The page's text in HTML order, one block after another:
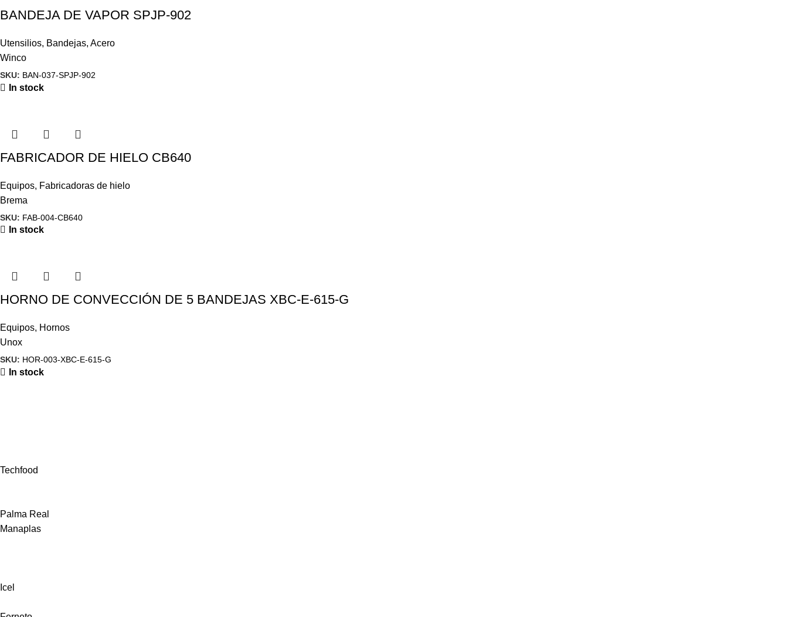
BANDEJA DE VAPOR SPJP-902
Utensilios, Bandejas, Acero
Winco
SKU: BAN-037-SPJP-902
In stock
FABRICADOR DE HIELO CB640
Equipos, Fabricadoras de hielo
Brema
SKU: FAB-004-CB640
In stock
HORNO DE CONVECCIÓN DE 5 BANDEJAS XBC-E-615-G
Equipos, Hornos
Unox
SKU: HOR-003-XBC-E-615-G
In stock
Techfood
Palma Real
Manaplas
Icel